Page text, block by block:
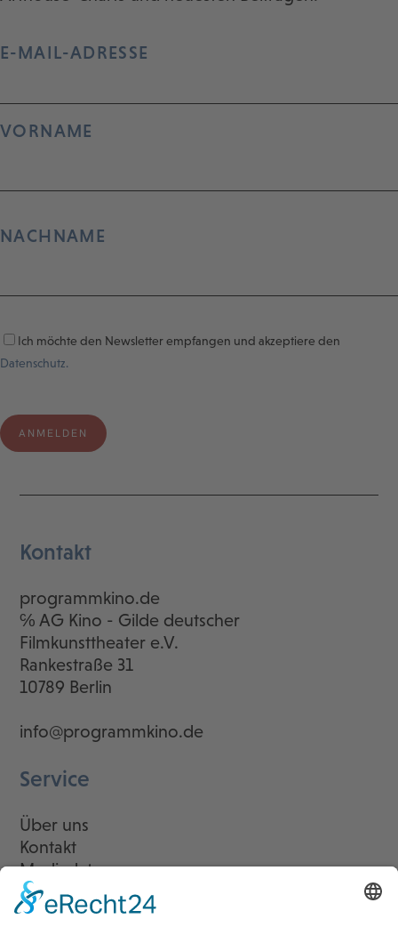
E-MAIL-ADRESSE
VORNAME
NACHNAME
Ich möchte den Newsletter empfangen und akzeptiere den
Datenschutz.
Kontakt
programmkino.de
℅ AG Kino - Gilde deutscher
Filmkunsttheater e.V.
Rankestraße 31
10789 Berlin
info@programmkino.de
Service
Über uns
Kontakt
Mediadaten
Newsletter
LogIn